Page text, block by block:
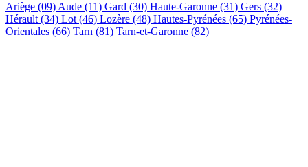
Ariège (09) Aude (11) Gard (30) Haute-Garonne (31) Gers (32)
Hérault (34) Lot (46) Lozère (48) Hautes-Pyrénées (65) Pyrénées-
Orientales (66) Tarn (81) Tarn-et-Garonne (82)